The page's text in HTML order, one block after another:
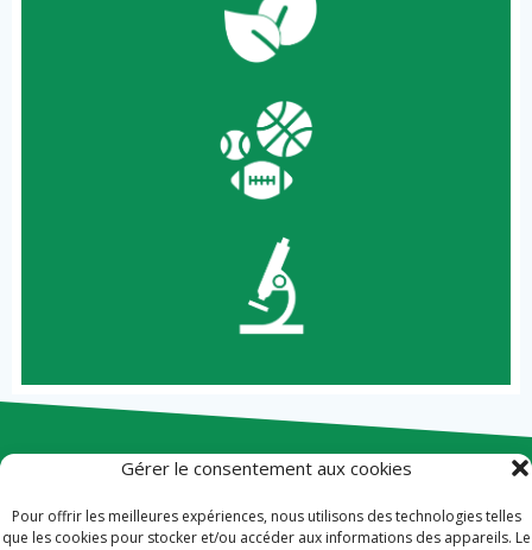
Gérer le consentement aux cookies
Pour offrir les meilleures expériences, nous utilisons des technologies telles
que les cookies pour stocker et/ou accéder aux informations des appareils. Le
Contact
Plan du site